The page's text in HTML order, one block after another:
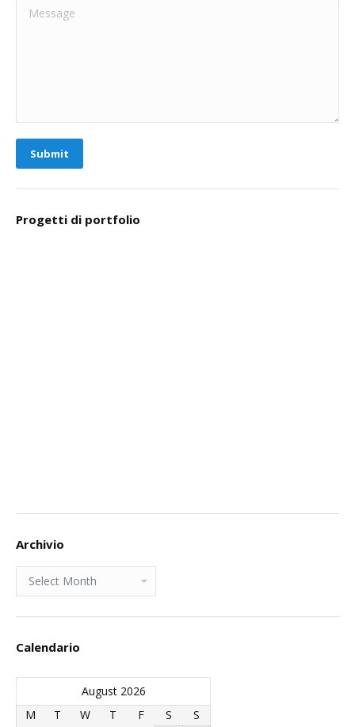
Message
Submit
Progetti di portfolio
Archivio
Archivio
Calendario
August 2026
M
T W T F S
S